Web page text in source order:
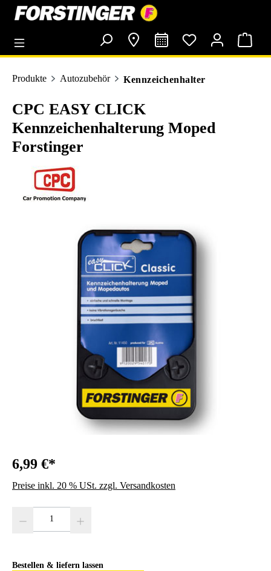
springen
Produkte Autozubehör Kennzeichenhalter
CPC EASY CLICK
Kennzeichenhalterung Moped
Forstinger
6,99 €*
Preise inkl. 20 % USt. zzgl. Versandkosten
Bestellen & liefern lassen